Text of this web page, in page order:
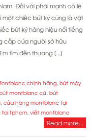
Đối với phái mạnh có lẽ
một chiếc bút ký cũng là vật
bút ký hàng hiệu nổi tiếng
cấp của người sở hữu
tìm đến thương [...]
chính hãng, bút máy
montblanc cũ , bút
, cửa hàng montblanc tại
tai tphcm, viết montblanc
Read more...